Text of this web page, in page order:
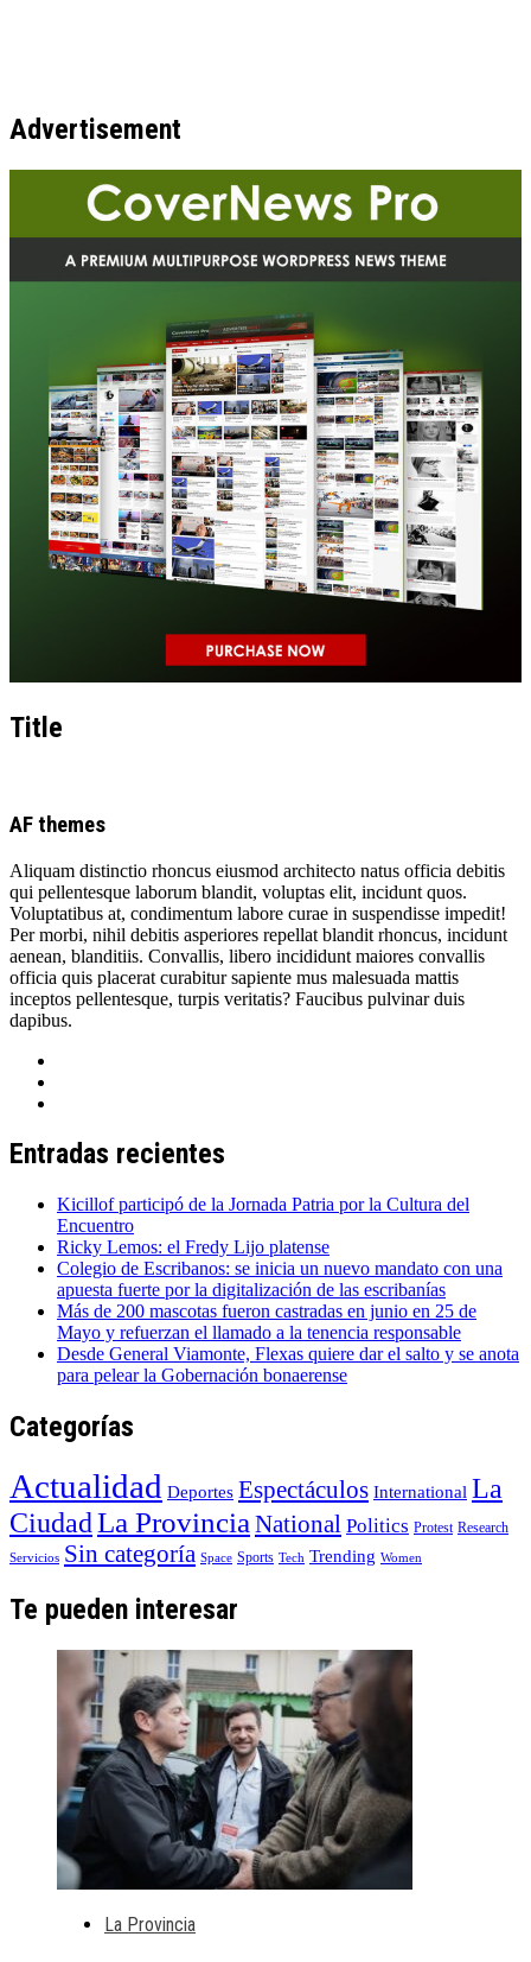
Advertisement
Title
AF themes
Aliquam distinctio rhoncus eiusmod architecto natus officia debitis
qui pellentesque laborum blandit, voluptas elit, incidunt quos.
Voluptatibus at, condimentum labore curae in suspendisse impedit!
Per morbi, nihil debitis asperiores repellat blandit rhoncus, incidunt
aenean, blanditiis. Convallis, libero incididunt maiores convallis
officia quis placerat curabitur sapiente mus malesuada mattis
inceptos pellentesque, turpis veritatis? Faucibus pulvinar duis
dapibus.
Entradas recientes
Kicillof participó de la Jornada Patria por la Cultura del
Encuentro
Ricky Lemos: el Fredy Lijo platense
Colegio de Escribanos: se inicia un nuevo mandato con una
apuesta fuerte por la digitalización de las escribanías
Más de 200 mascotas fueron castradas en junio en 25 de
Mayo y refuerzan el llamado a la tenencia responsable
Desde General Viamonte, Flexas quiere dar el salto y se anota
para pelear la Gobernación bonaerense
Categorías
Actualidad Deportes Espectáculos International La
Ciudad La Provincia National Politics Protest Research
Servicios Sin categoría Space Sports Tech Trending Women
Te pueden interesar
La Provincia